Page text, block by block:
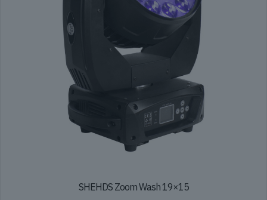
SHEHDS Zoom Wash 19×15